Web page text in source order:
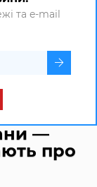
та e-mail
—
про